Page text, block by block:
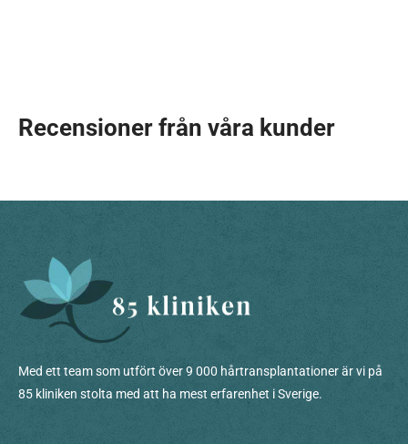
Recensioner från våra kunder
Med ett team som utfört över 9 000 hårtransplantationer är vi på
85 kliniken stolta med att ha mest erfarenhet i Sverige.